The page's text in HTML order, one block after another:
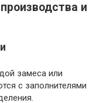
и
замеса или
с заполнителями